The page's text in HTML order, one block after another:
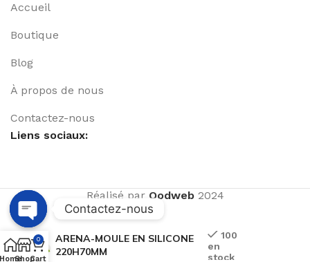
Accueil
Boutique
Blog
À propos de nous
Contactez-nous
Liens sociaux:
Réalisé par Qodweb2024
ARENA-MOULE EN SILICONE
220H70MM
100
en
stock
HomeShop
0
Cart
Contactez-nous
Open
chaty